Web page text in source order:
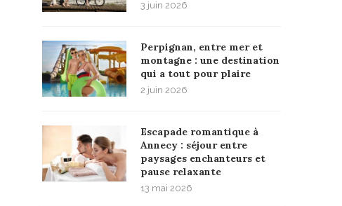
3 juin 2026
Perpignan, entre mer et
montagne : une destination
qui a tout pour plaire
2 juin 2026
Escapade romantique à
Annecy : séjour entre
paysages enchanteurs et
pause relaxante
13 mai 2026